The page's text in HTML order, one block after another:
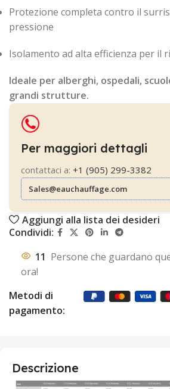
Protezione completa contro il
pressione
Isolamento ad alta efficienza per il
Ideale per alberghi, ospedali,
grandi strutture.
Per maggiori dettagli
contattaci a: +1 (905) 299-3382
Sales@eauchauffage.com
Aggiungi alla lista dei desideri
Condividi:
11 Persone che guardano
ora!
Metodi di
pagamento:
Descrizione